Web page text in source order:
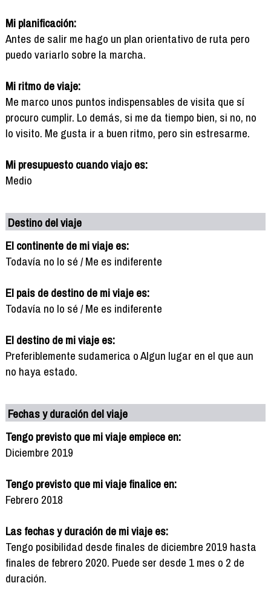
Mi planificación:
Antes de salir me hago un plan orientativo de ruta pero
puedo variarlo sobre la marcha.
Mi ritmo de viaje:
Me marco unos puntos indispensables de visita que sí
procuro cumplir. Lo demás, si me da tiempo bien, si no, no
lo visito. Me gusta ir a buen ritmo, pero sin estresarme.
Mi presupuesto cuando viajo es:
Medio
Destino del viaje
El continente de mi viaje es:
Todavía no lo sé / Me es indiferente
El pais de destino de mi viaje es:
Todavía no lo sé / Me es indiferente
El destino de mi viaje es:
Preferiblemente sudamerica o Algun lugar en el que aun
no haya estado.
Fechas y duración del viaje
Tengo previsto que mi viaje empiece en:
Diciembre 2019
Tengo previsto que mi viaje finalice en:
Febrero 2018
Las fechas y duración de mi viaje es:
Tengo posibilidad desde finales de diciembre 2019 hasta
finales de febrero 2020. Puede ser desde 1 mes o 2 de
duración.